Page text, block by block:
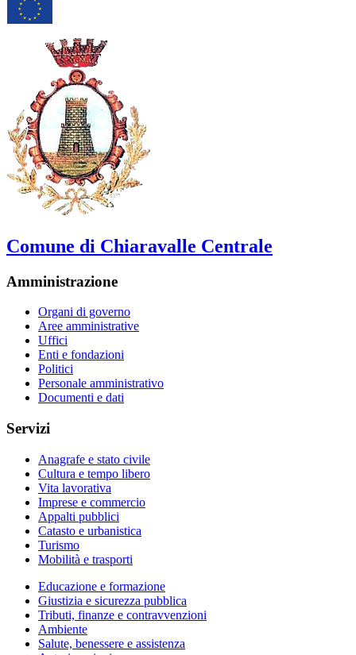
Comune di Chiaravalle Centrale
Amministrazione
Organi di governo
Aree amministrative
Uffici
Enti e fondazioni
Politici
Personale amministrativo
Documenti e dati
Servizi
Anagrafe e stato civile
Cultura e tempo libero
Vita lavorativa
Imprese e commercio
Appalti pubblici
Catasto e urbanistica
Turismo
Mobilità e trasporti
Educazione e formazione
Giustizia e sicurezza pubblica
Tributi, finanze e contravvenzioni
Ambiente
Salute, benessere e assistenza